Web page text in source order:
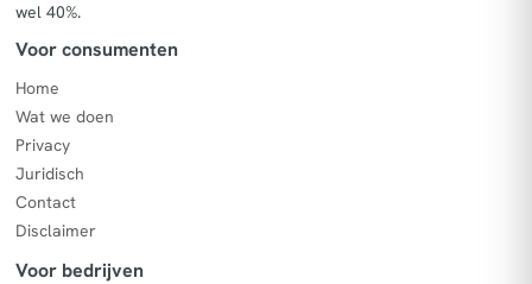
wel 40%.
Voor consumenten
Home
Wat we doen
Privacy
Juridisch
Contact
Disclaimer
Voor bedrijven